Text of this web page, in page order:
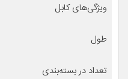
ویژگی‌های کابل
طول
تعداد در بسته‌بندی